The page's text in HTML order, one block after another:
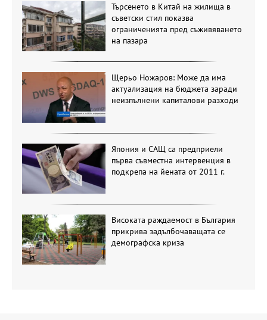
Търсенето в Китай на жилища в
съветски стил показва
ограниченията пред съживяването
на пазара
Щерьо Ножаров: Може да има
актуализация на бюджета заради
неизпълнени капиталови разходи
Япония и САЩ са предприели
първа съвместна интервенция в
подкрепа на йената от 2011 г.
Високата раждаемост в България
прикрива задълбочаващата се
демографска криза